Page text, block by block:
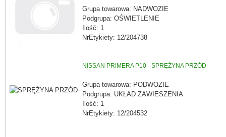
Grupa towarowa: NADWOZIE
Podgrupa: OŚWIETLENIE
Ilość: 1
NrEtykiety: 12/204738
NISSAN PRIMERA P10 - SPRĘŻYNA PRZÓD
Grupa towarowa: PODWOZIE
Podgrupa: UKŁAD ZAWIESZENIA
Ilość: 1
NrEtykiety: 12/204532